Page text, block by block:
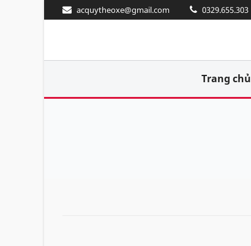
acquytheoxe@gmail.com 0329.655.303
Trang chủ